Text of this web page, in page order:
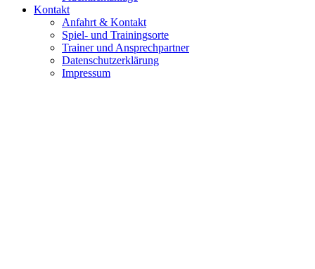
Kontakt
Anfahrt & Kontakt
Spiel- und Trainingsorte
Trainer und Ansprechpartner
Datenschutzerklärung
Impressum